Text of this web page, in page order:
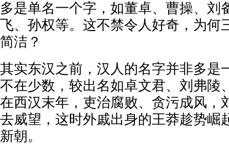
多是单名一个字，如董卓、曹操、刘
飞、孙权等。这不禁令人好奇，为何
简洁？
其实东汉之前，汉人的名字并非多是
不在少数，较出名如卓文君、刘弗陵
在西汉末年，吏治腐败、贪污成风，
去威望，这时外戚出身的王莽趁势崛
新朝。